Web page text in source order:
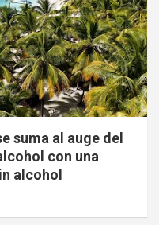
suma al auge del
con una
alcohol